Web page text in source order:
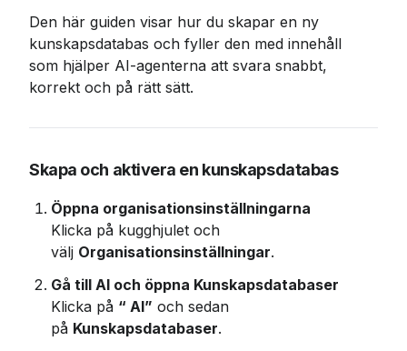
Den här guiden visar hur du skapar en ny
kunskapsdatabas och fyller den med innehåll
som hjälper AI-agenterna att svara snabbt,
korrekt och på rätt sätt.
Skapa och aktivera en kunskapsdatabas
Öppna organisationsinställningarna
Klicka på kugghjulet och
välj Organisationsinställningar.
Gå till AI och öppna Kunskapsdatabaser
Klicka på “ AI” och sedan
på Kunskapsdatabaser.